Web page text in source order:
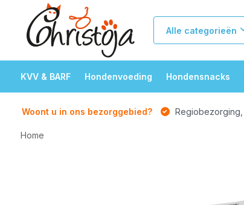
Alle categorieën
KVV & BARF Hondenvoeding Hondensnacks
Woont u in ons bezorggebied? Regiobezorging,
Home